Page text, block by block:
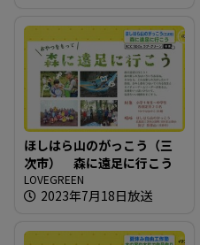
ほしはら山のがっこう（三
次市） 森に遠足に行こう
LOVEGREEN
2023年7月18日放送